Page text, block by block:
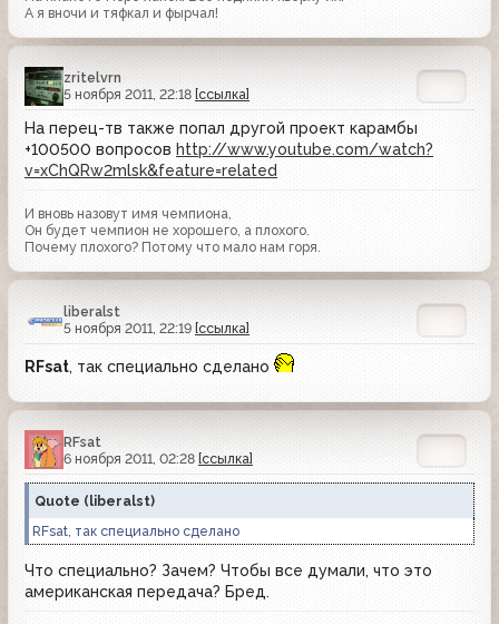
А я вночи и тяфкал и фырчал!
zritelvrn
5 ноября 2011, 22:18 [ссылка]
На перец-тв также попал другой проект карамбы
+100500 вопросов http://www.youtube.com/watch?
v=xChQRw2mlsk&feature=related
И вновь назовут имя чемпиона,
Он будет чемпион не хорошего, а плохого.
Почему плохого? Потому что мало нам горя.
liberalst
5 ноября 2011, 22:19 [ссылка]
RFsat, так специально сделано
RFsat
6 ноября 2011, 02:28 [ссылка]
Quote (liberalst)
RFsat, так специально сделано
Что специально? Зачем? Чтобы все думали, что это
американская передача? Бред.